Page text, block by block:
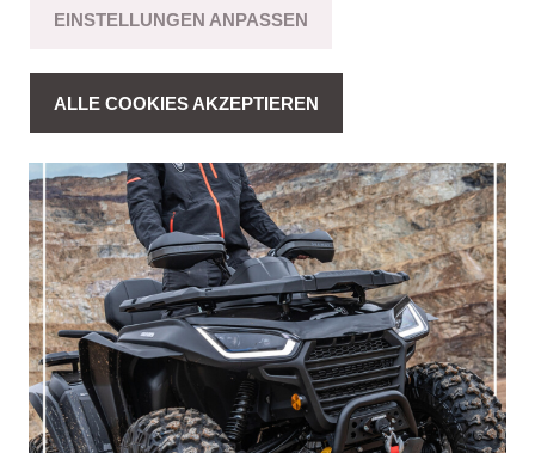
EINSTELLUNGEN ANPASSEN
ALLE COOKIES AKZEPTIEREN